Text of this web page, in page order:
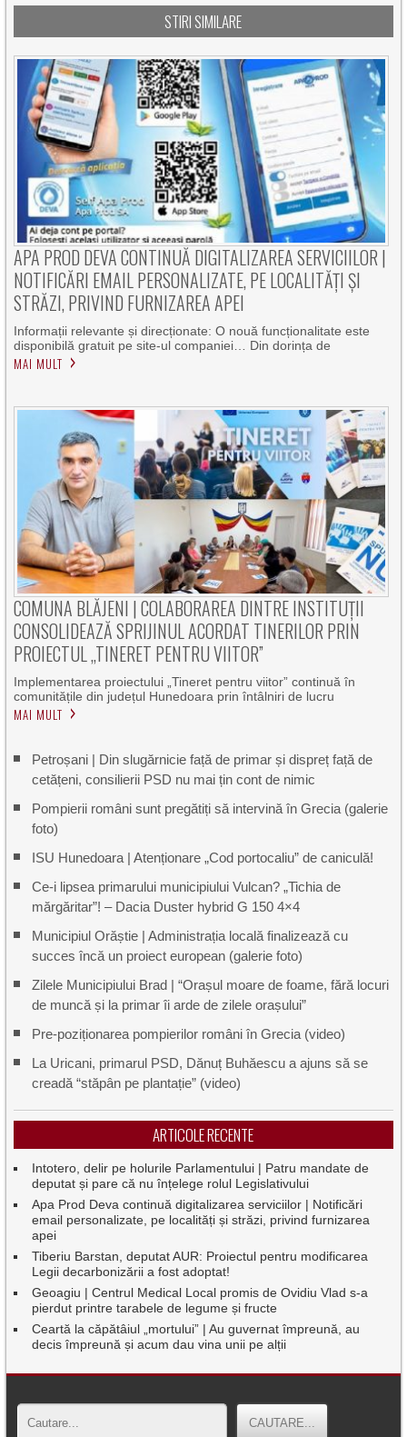
STIRI SIMILARE
APA PROD DEVA CONTINUĂ DIGITALIZAREA SERVICIILOR |
NOTIFICĂRI EMAIL PERSONALIZATE, PE LOCALITĂȚI ȘI
STRĂZI, PRIVIND FURNIZAREA APEI
Informații relevante și direcționate: O nouă funcționalitate este
disponibilă gratuit pe site-ul companiei… Din dorința de
MAI MULT
COMUNA BLĂJENI | COLABORAREA DINTRE INSTITUȚII
CONSOLIDEAZĂ SPRIJINUL ACORDAT TINERILOR PRIN
PROIECTUL „TINERET PENTRU VIITOR”
Implementarea proiectului „Tineret pentru viitor” continuă în
comunitățile din județul Hunedoara prin întâlniri de lucru
MAI MULT
Petroșani | Din slugărnicie față de primar și dispreț față de
cetățeni, consilierii PSD nu mai țin cont de nimic
Pompierii români sunt pregătiți să intervină în Grecia (galerie
foto)
ISU Hunedoara | Atenționare „Cod portocaliu” de caniculă!
Ce-i lipsea primarului municipiului Vulcan? „Tichia de
mărgăritar”! – Dacia Duster hybrid G 150 4×4
Municipiul Orăștie | Administrația locală finalizează cu
succes încă un proiect european (galerie foto)
Zilele Municipiului Brad | “Orașul moare de foame, fără locuri
de muncă și la primar îi arde de zilele orașului”
Pre-poziționarea pompierilor români în Grecia (video)
La Uricani, primarul PSD, Dănuț Buhăescu a ajuns să se
creadă “stăpân pe plantație” (video)
ARTICOLE RECENTE
Intotero, delir pe holurile Parlamentului | Patru mandate de
deputat și pare că nu înțelege rolul Legislativului
Apa Prod Deva continuă digitalizarea serviciilor | Notificări
email personalizate, pe localități și străzi, privind furnizarea
apei
Tiberiu Barstan, deputat AUR: Proiectul pentru modificarea
Legii decarbonizării a fost adoptat!
Geoagiu | Centrul Medical Local promis de Ovidiu Vlad s-a
pierdut printre tarabele de legume și fructe
Ceartă la căpătâiul „mortului” | Au guvernat împreună, au
decis împreună și acum dau vina unii pe alții